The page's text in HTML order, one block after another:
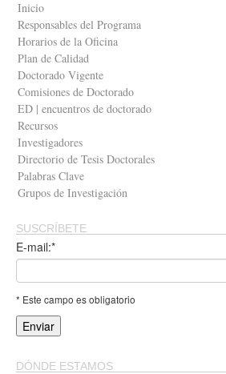
Inicio
Responsables del Programa
Horarios de la Oficina
Plan de Calidad
Doctorado Vigente
Comisiones de Doctorado
ED | encuentros de doctorado
Recursos
Investigadores
Directorio de Tesis Doctorales
Palabras Clave
Grupos de Investigación
SUSCRÍBETE
E-mail:*
* Este campo es obligatorio
DÓNDE ESTAMOS